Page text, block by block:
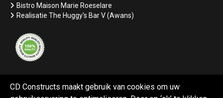
CD Constructs maakt gebruik van cookies om uw
Bistro Maison Marie Roeselare
Realisatie The Huggy's Bar V (Awans)